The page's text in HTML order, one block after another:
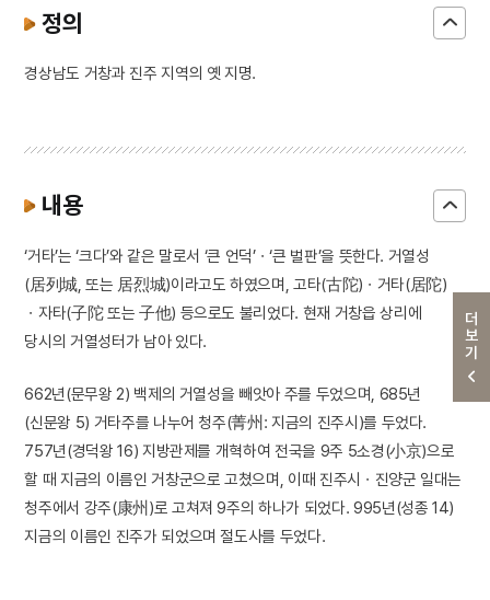
더보기
정의
경상남도 거창과 진주 지역의 옛 지명.
내용
‘거타’는 ‘크다’와 같은 말로서 ‘큰 언덕’ㆍ‘큰 벌판’을 뜻한다. 거열성
(居列城, 또는 居烈城)이라고도 하였으며, 고타(古陀)ㆍ거타(居陀)
ㆍ자타(子陀 또는 子他) 등으로도 불리었다. 현재 거창읍 상리에
당시의 거열성터가 남아 있다.
662년(문무왕 2) 백제의 거열성을 빼앗아 주를 두었으며, 685년
(신문왕 5) 거타주를 나누어 청주(菁州: 지금의 진주시)를 두었다.
757년(경덕왕 16) 지방관제를 개혁하여 전국을 9주 5소경(小京)으로
할 때 지금의 이름인 거창군으로 고쳤으며, 이때 진주시ㆍ진양군 일대는
청주에서 강주(康州)로 고쳐져 9주의 하나가 되었다. 995년(성종 14)
지금의 이름인 진주가 되었으며 절도사를 두었다.